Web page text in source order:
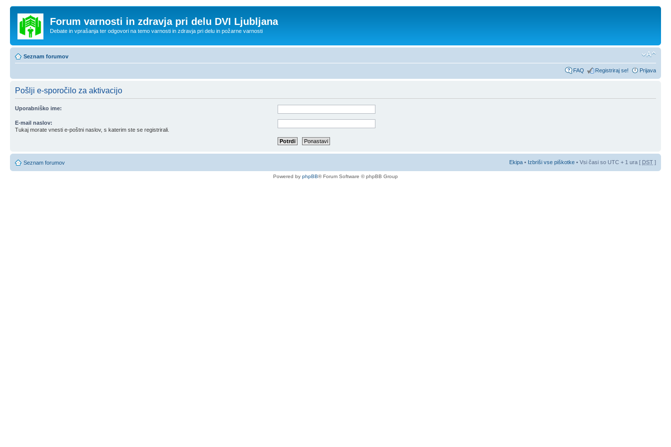
Forum varnosti in zdravja pri delu DVI Ljubljana
Debate in vprašanja ter odgovori na temo varnosti in zdravja pri delu in požarne varnosti
Seznam forumov
FAQ Registriraj se! Prijava
Pošlji e-sporočilo za aktivacijo
Uporabniško ime:
E-mail naslov:
Tukaj morate vnesti e-poštni naslov, s katerim ste se registrirali.
Seznam forumov Ekipa • Izbriši vse piškotke • Vsi časi so UTC + 1 ura [ DST ]
Powered by phpBB® Forum Software © phpBB Group